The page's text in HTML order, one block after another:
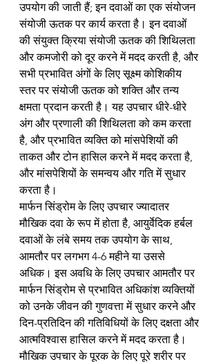
उपयोग की जाती हैं; इन दवाओं का एक संयोजन
संयोजी ऊतक पर कार्य करता है। इन दवाओं
की संयुक्त क्रिया संयोजी ऊतक की शिथिलता
और कमजोरी को दूर करने में मदद करती है, और
सभी प्रभावित अंगों के लिए सूक्ष्म कोशिकीय
स्तर पर संयोजी ऊतक को शक्ति और तन्य
क्षमता प्रदान करती है। यह उपचार धीरे-धीरे
अंग और प्रणाली की शिथिलता को कम करता
है, और प्रभावित व्यक्ति को मांसपेशियों की
ताकत और टोन हासिल करने में मदद करता है,
और मांसपेशियों के समन्वय और गति में सुधार
करता है।
मार्फन सिंड्रोम के लिए उपचार ज्यादातर
मौखिक दवा के रूप में होता है, आयुर्वेदिक हर्बल
दवाओं के लंबे समय तक उपयोग के साथ,
आमतौर पर लगभग 4-6 महीने या उससे
अधिक। इस अवधि के लिए उपचार आमतौर पर
मार्फन सिंड्रोम से प्रभावित अधिकांश व्यक्तियों
को उनके जीवन की गुणवत्ता में सुधार करने और
दिन-प्रतिदिन की गतिविधियों के लिए दक्षता और
आत्मविश्वास हासिल करने में मदद करता है।
मौखिक उपचार के पूरक के लिए पूरे शरीर पर